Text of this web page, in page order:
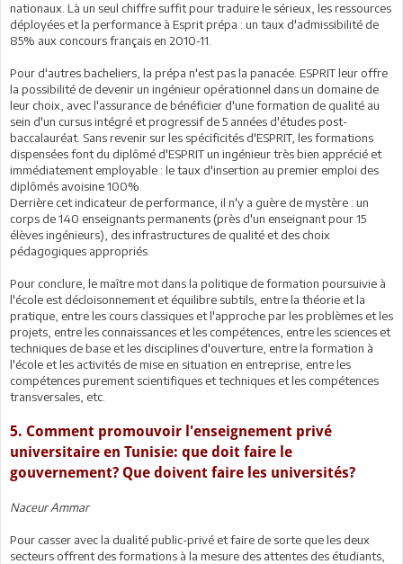
nationaux. Là un seul chiffre suffit pour traduire le sérieux, les ressources
déployées et la performance à Esprit prépa : un taux d'admissibilité de
85% aux concours français en 2010-11.
Pour d'autres bacheliers, la prépa n'est pas la panacée. ESPRIT leur offre
la possibilité de devenir un ingénieur opérationnel dans un domaine de
leur choix, avec l'assurance de bénéficier d'une formation de qualité au
sein d'un cursus intégré et progressif de 5 années d'études post-
baccalauréat. Sans revenir sur les spécificités d'ESPRIT, les formations
dispensées font du diplômé d'ESPRIT un ingénieur très bien apprécié et
immédiatement employable : le taux d'insertion au premier emploi des
diplômés avoisine 100%.
Derrière cet indicateur de performance, il n'y a guère de mystère : un
corps de 140 enseignants permanents (près d'un enseignant pour 15
élèves ingénieurs), des infrastructures de qualité et des choix
pédagogiques appropriés.
Pour conclure, le maître mot dans la politique de formation poursuivie à
l'école est décloisonnement et équilibre subtils, entre la théorie et la
pratique, entre les cours classiques et l'approche par les problèmes et les
projets, entre les connaissances et les compétences, entre les sciences et
techniques de base et les disciplines d'ouverture, entre la formation à
l'école et les activités de mise en situation en entreprise, entre les
compétences purement scientifiques et techniques et les compétences
transversales, etc.
5. Comment promouvoir l'enseignement privé
universitaire en Tunisie: que doit faire le
gouvernement? Que doivent faire les universités?
Naceur Ammar
Pour casser avec la dualité public-privé et faire de sorte que les deux
secteurs offrent des formations à la mesure des attentes des étudiants,